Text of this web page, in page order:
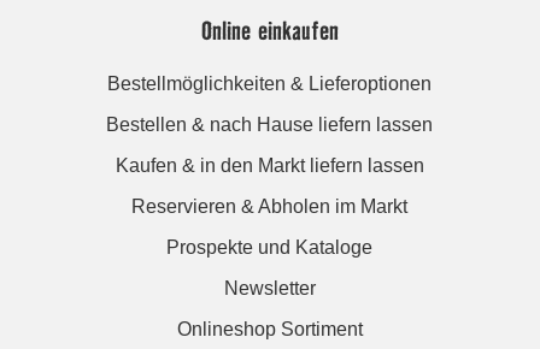
Online einkaufen
Bestellmöglichkeiten & Lieferoptionen
Bestellen & nach Hause liefern lassen
Kaufen & in den Markt liefern lassen
Reservieren & Abholen im Markt
Prospekte und Kataloge
Newsletter
Onlineshop Sortiment